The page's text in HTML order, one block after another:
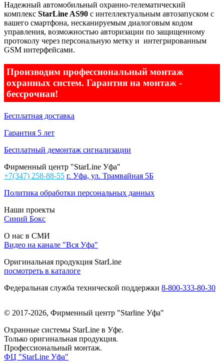
Надежный автомобильный охранно-телематический
комплекс StarLine AS90 с интеллектуальным автозапуском с
вашего смартфона, несканируемым диалоговым кодом
управления, возможностью авторизации по защищенному
протоколу через персональную метку и интегрированным
GSM интерфейсами.
Производим профессиональный монтаж
охранных систем. Гарантия на монтаж -
бессрочная!
Бесплатная доставка
Гарантия 5 лет
Бесплатный демонтаж сигнализации
Фирменный центр "StarLine Уфа"
+7(347) 258-88-55 г. Уфа, ул. Трамвайная 5Б
Политика обработки персональных данных
Наши проекты
Синий Бокс
О нас в СМИ
Видео на канале "Вся Уфа"
Оригинальная продукция StarLine
посмотреть в каталоге
Федеральная служба технической поддержки 8-800-333-80-30
© 2017-2026, Фирменный центр "Starline Уфа"
Охранные системы StarLine в Уфе.
Только оригинальная продукция.
Профессиональный монтаж.
ФЦ "StarLine Уфа"